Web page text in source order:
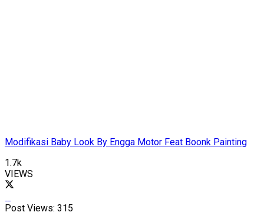
Modifikasi Baby Look By Engga Motor Feat Boonk Painting
1.7k
VIEWS
Post Views: 315